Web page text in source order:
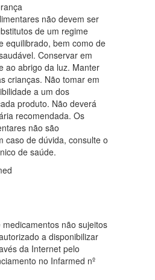
não devem ser
de um regime
equilibrado, bem como de
Conservar em
ao abrigo da luz. Manter
crianças. Não tomar em
a um dos
produto. Não deverá
recomendada. Os
não são
caso de dúvida, consulte o
de saúde.
não sujeitos
a disponibilizar
da Internet pelo
no Infarmed nº